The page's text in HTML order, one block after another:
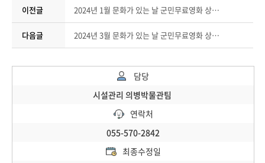
이전글 2024년 1월 문화가 있는 날 군민무료영화 상영 안내(정무문)
다음글 2024년 3월 문화가 있는 날 군민무료영화 상영 안내(1987)
담당
시설관리 의병박물관팀
연락처
055-570-2842
최종수정일